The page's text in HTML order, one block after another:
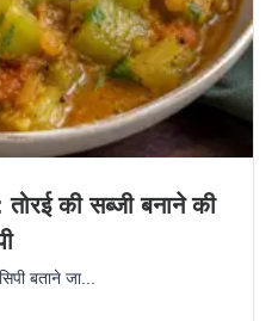
की सब्जी बनाने की
बताने जा...